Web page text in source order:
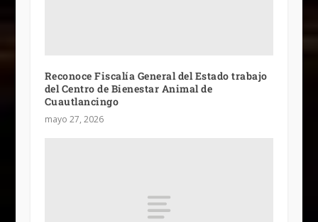
Reconoce Fiscalía General del Estado trabajo
del Centro de Bienestar Animal de
Cuautlancingo
mayo 27, 2026